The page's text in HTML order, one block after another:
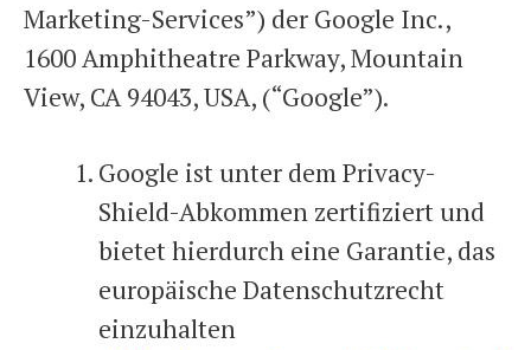
Marketing-Services”) der Google Inc.,
1600 Amphitheatre Parkway, Mountain
View, CA 94043, USA, (“Google”).
Google ist unter dem Privacy-
Shield-Abkommen zertifiziert und
bietet hierdurch eine Garantie, das
europäische Datenschutzrecht
einzuhalten